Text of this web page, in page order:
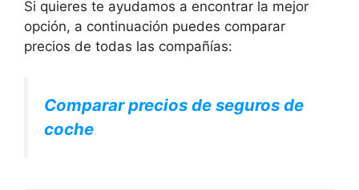
Si quieres te ayudamos a encontrar la mejor
opción, a continuación puedes comparar
precios de todas las compañías:
Comparar precios de seguros de
coche